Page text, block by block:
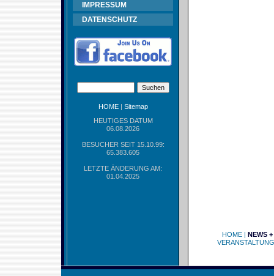
IMPRESSUM
DATENSCHUTZ
HOME| Sitemap
HEUTIGES DATUM
06.08.2026
BESUCHER SEIT 15.10.99:
65.383.605
LETZTE ÄNDERUNG AM:
01.04.2025
HOME| NEWS